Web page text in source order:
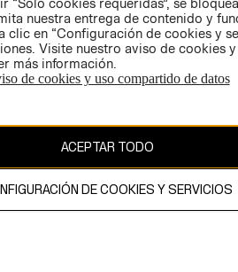
web está protegido por copyright y es
& Mauritz AB.
nuestra entrega de contenido y
clic en “Configuración de cookies y
Visite nuestro aviso de cookies
más información.
de cookies y uso compartido de datos
ACEPTAR TODO
DE COOKIES Y SERVICIOS